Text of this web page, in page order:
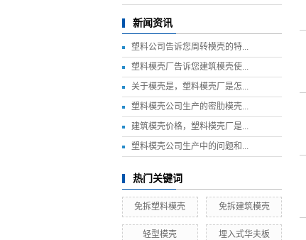
新闻资讯
塑料公司告诉您周转模壳的特...
塑料模壳厂告诉您建筑模壳使...
关于模壳是，塑料模壳厂是怎...
塑料模壳公司生产的密肋模壳...
建筑模壳价格，塑料模壳厂是...
塑料模壳公司生产中的问题和...
热门关键词
免拆塑料模壳 免拆建筑模壳
轻型模壳 埋入式华夫板